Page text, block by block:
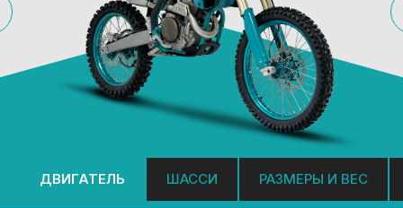
ДВИГАТЕЛЬ ШАССИ РАЗМЕРЫ И ВЕС